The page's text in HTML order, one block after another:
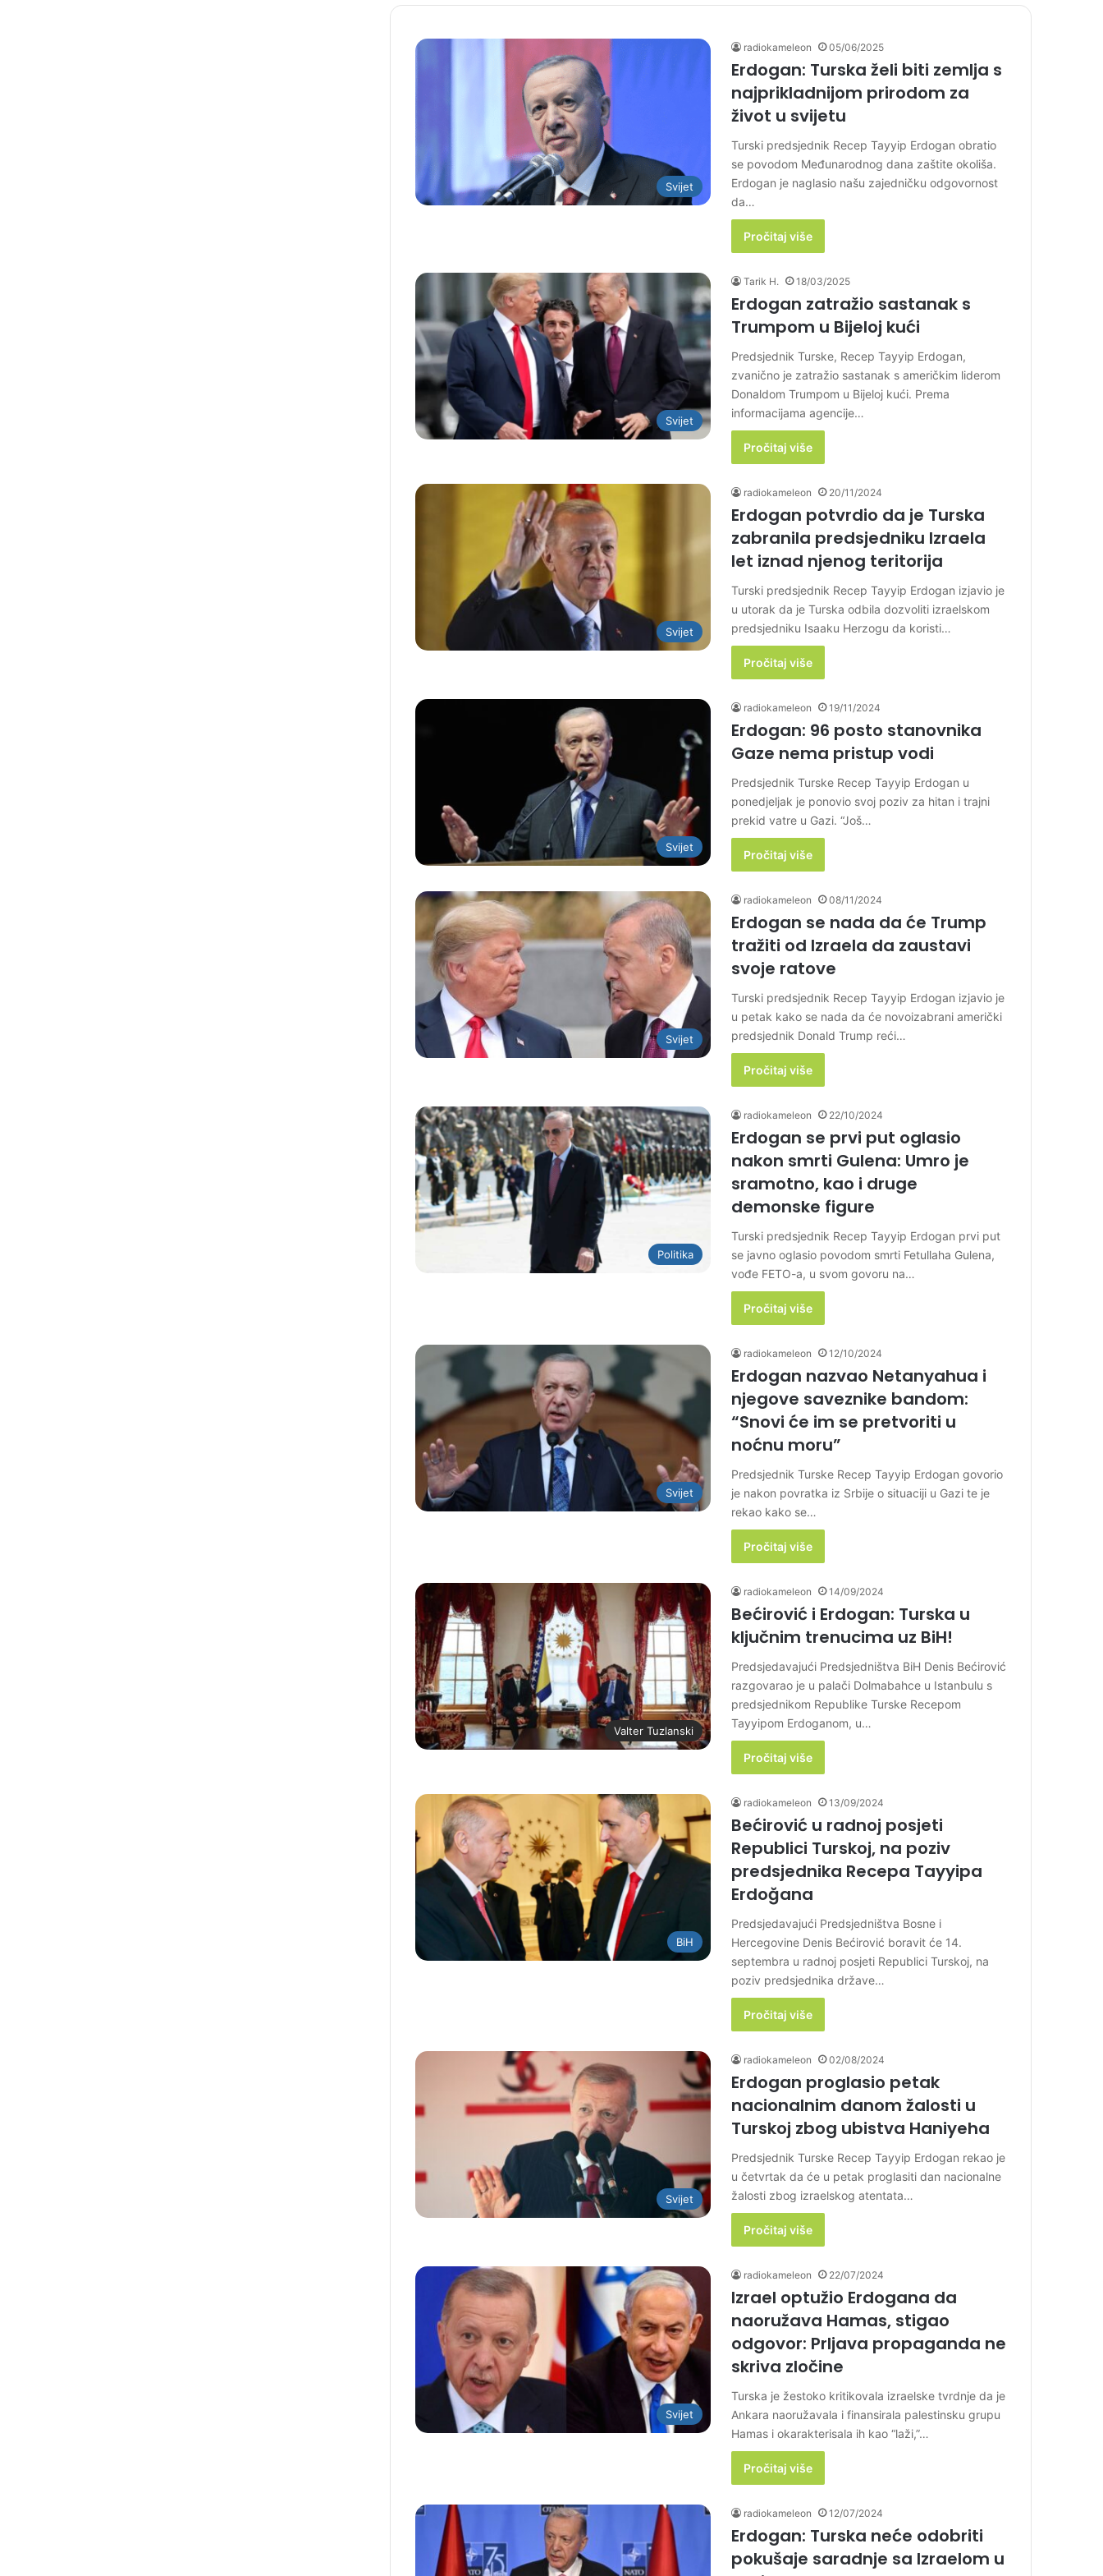
Svijet
radiokameleon 05/06/2025
Erdogan: Turska želi biti zemlja s
najprikladnijom prirodom za
život u svijetu
Turski predsjednik Recep Tayyip Erdogan obratio
se povodom Međunarodnog dana zaštite okoliša.
Erdogan je naglasio našu zajedničku odgovornost
da…
Pročitaj više
Svijet
Tarik H. 18/03/2025
Erdogan zatražio sastanak s
Trumpom u Bijeloj kući
Predsjednik Turske, Recep Tayyip Erdogan,
zvanično je zatražio sastanak s američkim liderom
Donaldom Trumpom u Bijeloj kući. Prema
informacijama agencije…
Pročitaj više
Svijet
radiokameleon 20/11/2024
Erdogan potvrdio da je Turska
zabranila predsjedniku Izraela
let iznad njenog teritorija
Turski predsjednik Recep Tayyip Erdogan izjavio je
u utorak da je Turska odbila dozvoliti izraelskom
predsjedniku Isaaku Herzogu da koristi…
Pročitaj više
Svijet
radiokameleon 19/11/2024
Erdogan: 96 posto stanovnika
Gaze nema pristup vodi
Predsjednik Turske Recep Tayyip Erdogan u
ponedjeljak je ponovio svoj poziv za hitan i trajni
prekid vatre u Gazi. “Još…
Pročitaj više
Svijet
radiokameleon 08/11/2024
Erdogan se nada da će Trump
tražiti od Izraela da zaustavi
svoje ratove
Turski predsjednik Recep Tayyip Erdogan izjavio je
u petak kako se nada da će novoizabrani američki
predsjednik Donald Trump reći…
Pročitaj više
Politika
radiokameleon 22/10/2024
Erdogan se prvi put oglasio
nakon smrti Gulena: Umro je
sramotno, kao i druge
demonske figure
Turski predsjednik Recep Tayyip Erdogan prvi put
se javno oglasio povodom smrti Fetullaha Gulena,
vođe FETO-a, u svom govoru na…
Pročitaj više
Svijet
radiokameleon 12/10/2024
Erdogan nazvao Netanyahua i
njegove saveznike bandom:
“Snovi će im se pretvoriti u
noćnu moru”
Predsjednik Turske Recep Tayyip Erdogan govorio
je nakon povratka iz Srbije o situaciji u Gazi te je
rekao kako se…
Pročitaj više
Valter Tuzlanski
radiokameleon 14/09/2024
Bećirović i Erdogan: Turska u
ključnim trenucima uz BiH!
Predsjedavajući Predsjedništva BiH Denis Bećirović
razgovarao je u palači Dolmabahce u Istanbulu s
predsjednikom Republike Turske Recepom
Tayyipom Erdoganom, u…
Pročitaj više
BiH
radiokameleon 13/09/2024
Bećirović u radnoj posjeti
Republici Turskoj, na poziv
predsjednika Recepa Tayyipa
Erdoğana
Predsjedavajući Predsjedništva Bosne i
Hercegovine Denis Bećirović boravit će 14.
septembra u radnoj posjeti Republici Turskoj, na
poziv predsjednika države…
Pročitaj više
Svijet
radiokameleon 02/08/2024
Erdogan proglasio petak
nacionalnim danom žalosti u
Turskoj zbog ubistva Haniyeha
Predsjednik Turske Recep Tayyip Erdogan rekao je
u četvrtak da će u petak proglasiti dan nacionalne
žalosti zbog izraelskog atentata…
Pročitaj više
Svijet
radiokameleon 22/07/2024
Izrael optužio Erdogana da
naoružava Hamas, stigao
odgovor: Prljava propaganda ne
skriva zločine
Turska je žestoko kritikovala izraelske tvrdnje da je
Ankara naoružavala i finansirala palestinsku grupu
Hamas i okarakterisala ih kao “laži,”…
Pročitaj više
radiokameleon 12/07/2024
Erdogan: Turska neće odobriti
pokušaje saradnje sa Izraelom u